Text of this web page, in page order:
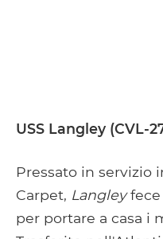
USS Langley (CVL-
Pressato in servizio
Carpet, Langleyfece
per portare a casa i